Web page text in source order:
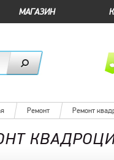
МАГАЗИН
Ремонт Ремонт